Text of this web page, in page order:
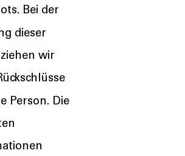
Bei der
dieser
wir
Person. Die